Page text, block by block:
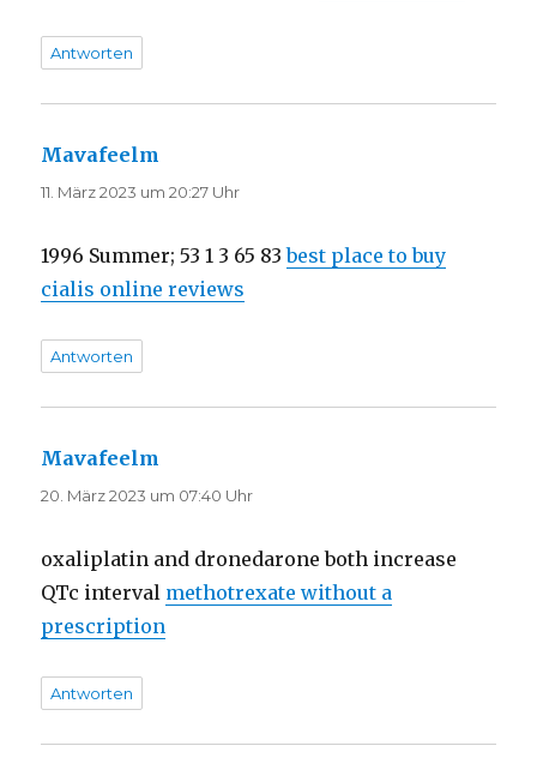
Antworten
Mavafeelm
11. März 2023 um 20:27 Uhr
1996 Summer; 53 1 3 65 83best place to buy
cialis online reviews
Antworten
Mavafeelm
20. März 2023 um 07:40 Uhr
oxaliplatin and dronedarone both increase
QTc interval methotrexate without a
prescription
Antworten